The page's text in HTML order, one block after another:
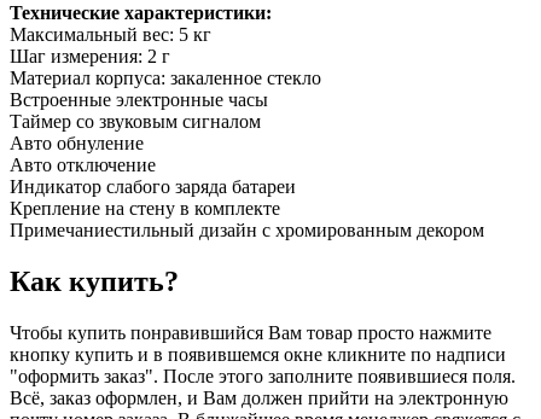
Технические характеристики:
Максимальный вес: 5 кг
Шаг измерения: 2 г
Материал корпуса: закаленноe стекло
Встроенные электронные часы
Таймер со звуковым сигналом
Авто обнуление
Авто отключение
Индикатор слабого заряда батареи
Крепление на стену в комплекте
Примечаниестильный дизайн с хромированным декором
Как купить?
Чтобы купить понравившийся Вам товар просто нажмите
кнопку купить и в появившемся окне кликните по надписи
"оформить заказ". После этого заполните появившиеся поля.
Всё, заказ оформлен, и Вам должен прийти на электронную